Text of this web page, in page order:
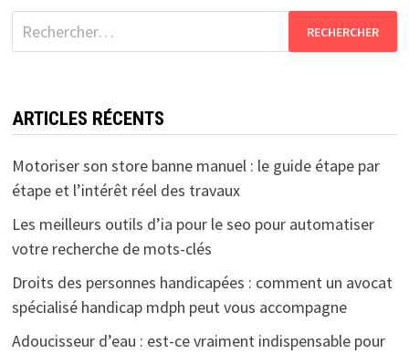
Rechercher :
ARTICLES RÉCENTS
Motoriser son store banne manuel : le guide étape par
étape et l’intérêt réel des travaux
Les meilleurs outils d’ia pour le seo pour automatiser
votre recherche de mots-clés
Droits des personnes handicapées : comment un avocat
spécialisé handicap mdph peut vous accompagne
Adoucisseur d’eau : est-ce vraiment indispensable pour